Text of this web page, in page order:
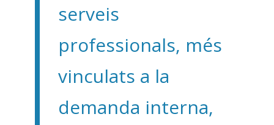
serveis
professionals, més
vinculats a la
demanda interna,